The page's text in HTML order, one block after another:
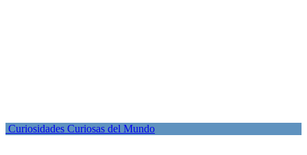
Curiosidades Curiosas del Mundo